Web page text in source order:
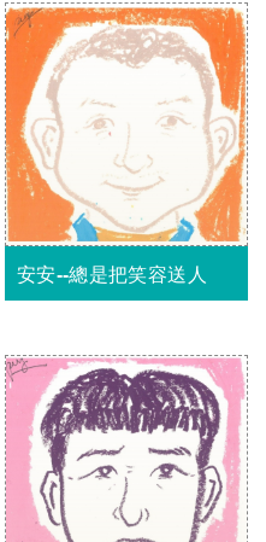
安安--總是把笑容送人